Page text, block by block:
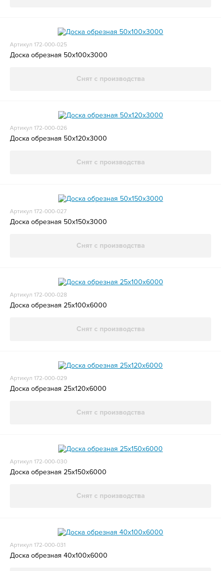
Артикул 172-000-025
Доска обрезная 50x100x3000
Снят с производства
Артикул 172-000-026
Доска обрезная 50x120x3000
Снят с производства
Артикул 172-000-027
Доска обрезная 50x150x3000
Снят с производства
Артикул 172-000-028
Доска обрезная 25x100x6000
Снят с производства
Артикул 172-000-029
Доска обрезная 25x120x6000
Снят с производства
Артикул 172-000-030
Доска обрезная 25x150x6000
Снят с производства
Артикул 172-000-031
Доска обрезная 40x100x6000